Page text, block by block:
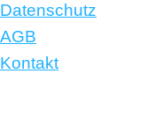
Datenschutz
AGB
Kontakt